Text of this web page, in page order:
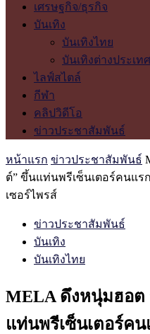
เศรษฐกิจ/ธุรกิจ
บันเทิง
บันเทิงไทย
บันเทิงต่างประเทศ
ไลฟ์สไตล์
กีฬา
คลิปวิดีโอ
ข่าวประชาสัมพันธ์
หน้าแรก ข่าวประชาสัมพันธ์
ต์” ขึ้นแท่นพรีเซ็นเตอร์คนแ
เซอร์ไพรส์
ข่าวประชาสัมพันธ์
บันเทิง
บันเทิงไทย
MELA ดึงหนุ่มฮอ
แท่นพรีเซ็นเตอร์ค